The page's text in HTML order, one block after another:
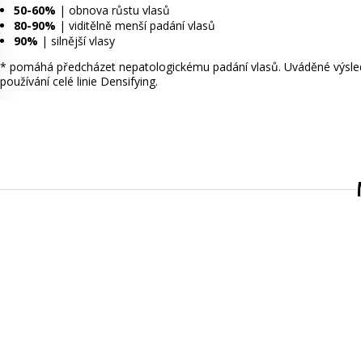
50-60% | obnova růstu vlasů
80-90% | viditělně menší padání vlasů
90% | silnější vlasy
* pomáhá předcházet nepatologickému padání vlasů. Uváděné
používání celé linie Densifying.